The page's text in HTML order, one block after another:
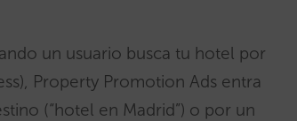
un usuario busca tu hotel por
Property Promotion Ads entra
(“hotel en Madrid”) o por un